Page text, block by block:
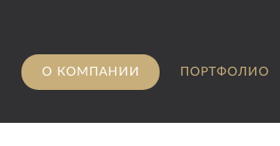
О КОМПАНИИ ПОРТФОЛИО